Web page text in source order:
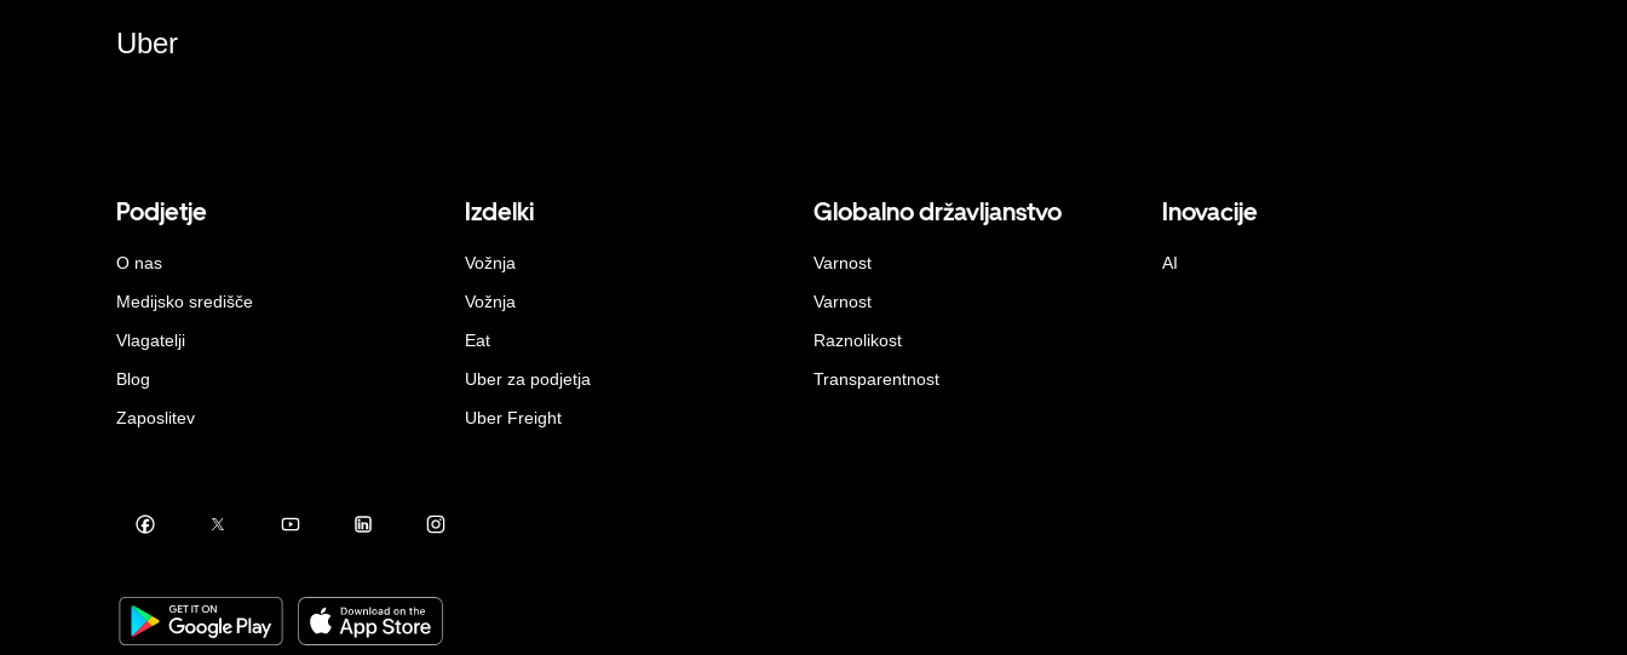
Uber
Podjetje
O nas
Medijsko središče
Vlagatelji
Blog
Zaposlitev
Izdelki
Vožnja
Vožnja
Eat
Uber za podjetja
Uber Freight
Globalno državljanstvo
Varnost
Varnost
Raznolikost
Transparentnost
Inovacije
AI